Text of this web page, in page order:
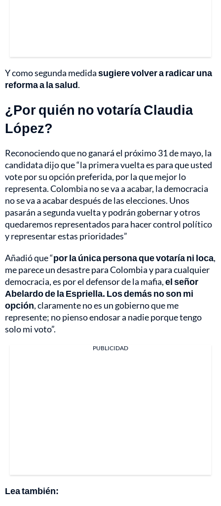
Y como segunda medidasugiere volver a radicar una
reforma a la salud.
¿Por quién no votaría Claudia
López?
Reconociendo que no ganará el próximo 31 de mayo, la
candidata dijo que “la primera vuelta es para que usted
vote por su opción preferida, por la que mejor lo
representa. Colombia no se va a acabar, la democracia
no se va a acabar después de las elecciones. Unos
pasarán a segunda vuelta y podrán gobernar y otros
quedaremos representados para hacer control político
y representar estas prioridades”
Añadió que “por la única persona que votaría ni loca,
me parece un desastre para Colombia y para cualquier
democracia, es por el defensor de la mafia,el señor
Abelardo de la Espriella. Los demás no son mi
opción, claramente no es un gobierno que me
represente; no pienso endosar a nadie porque tengo
solo mi voto”.
PUBLICIDAD
Lea también: